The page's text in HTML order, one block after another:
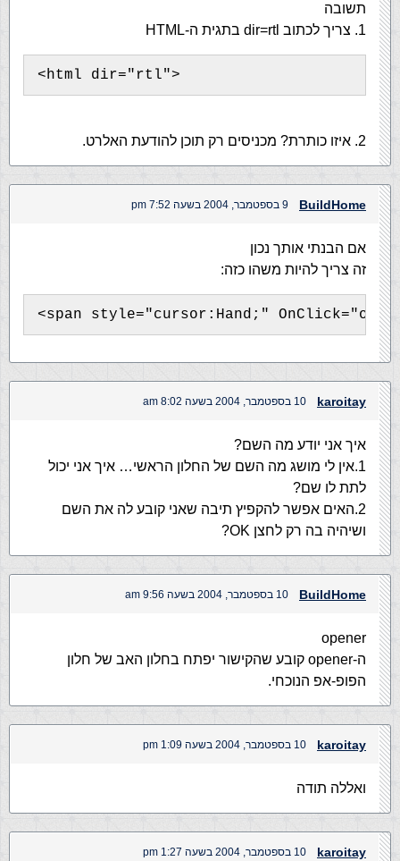
תשובה
1. צריך לכתוב dir=rtl בתגית ה-HTML
<html dir="rtl">
2. איזו כותרת? מכניסים רק תוכן להודעת האלרט.
BuildHome 9 בספטמבר, 2004 בשעה 7:52 pm
אם הבנתי אותך נכון
זה צריך להיות משהו כזה:
karoitay 10 בספטמבר, 2004 בשעה 8:02 am
איך אני יודע מה השם?
1.אין לי מושג מה השם של החלון הראשי… איך אני יכול
לתת לו שם?
2.האים אפשר להקפיץ תיבה שאני קובע לה את השם
ושיהיה בה רק לחצן OK?
BuildHome 10 בספטמבר, 2004 בשעה 9:56 am
opener
ה-opener קובע שהקישור יפתח בחלון האב של חלון
הפופ-אפ הנוכחי.
karoitay 10 בספטמבר, 2004 בשעה 1:09 pm
ואללה תודה
karoitay 10 בספטמבר, 2004 בשעה 1:27 pm